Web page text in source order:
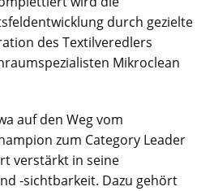
durch gezielte
des Textilveredlers
Mikroclean
auf den Weg vom
zum Category Leader
verstärkt in seine
-sichtbarkeit. Dazu gehört